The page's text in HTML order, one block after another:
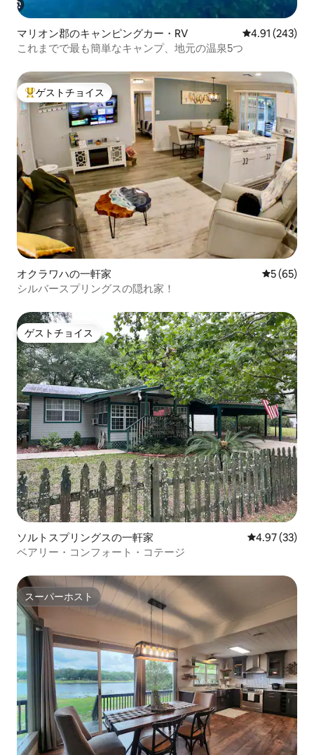
マリオン郡のキャンピングカー・RV レビュー243
4.91 (243)
これまでで最も簡単なキャンプ、地元の温泉5つ
大好評のゲストチョイスです。
ゲストチョイス
オクラワハの一軒家 レビュー
5 (65)
シルバースプリングスの隠れ家！
ゲストチョイス
ゲストチョイス
ソルトスプリングスの一軒家 レビュー33
4.97 (33)
ベアリー・コンフォート・コテージ
スーパーホスト
スーパーホスト